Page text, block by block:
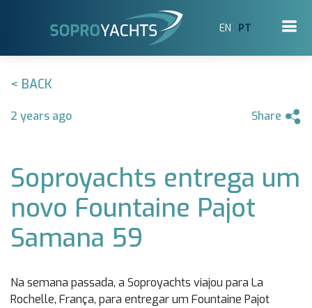
EN PT
< BACK
2 years ago Share
Soproyachts entrega um
novo Fountaine Pajot
Samana 59
Na semana passada, a Soproyachts viajou para La
Rochelle, França, para entregar um Fountaine Pajot